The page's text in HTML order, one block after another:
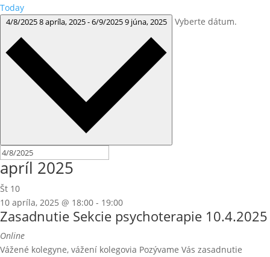
Today
4/8/20258 apríla, 2025-6/9/20259 júna, 2025 Vyberte dátum.
apríl 2025
Št 10
10 apríla, 2025 @ 18:00 - 19:00
Zasadnutie Sekcie psychoterapie 10.4.2025
Online
Vážené kolegyne, vážení kolegovia Pozývame Vás zasadnutie